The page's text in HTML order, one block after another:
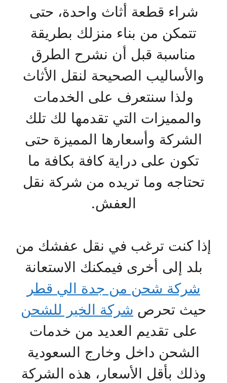
شراء قطعة أثاث واحدة، حتى
تتمكن من بناء منزلك بطريقة
مناسبة قبل أن نشرح الطرق
والأساليب الصحيحة لنقل الأثاث
ولذا سنتعرف على الخدمات
والمميزات التي تقدمها لك تلك
الشركة وأسعارها المميزة حتى
تكون على دراية كافة بكافة ما
تحتاجه وما تريده من شركة نقل
العفش.
إذا كنت ترغب في نقل عفشك من
بلد إلى أخرى فيمكنك الاستعانة
شركة شحن من جدة الي قطر
حيث تحرص شركة الخير للشحن
على تقديم العديد من خدمات
الشحن داخل وخارج السعودية
وذلك بأقل الأسعار، هذه الشركة